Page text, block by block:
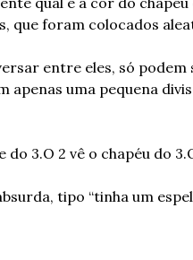
que foram colocados
entre eles, só
apenas uma pequena
do 3.O 2 vê o chapéu do 3.
tipo “tinha um